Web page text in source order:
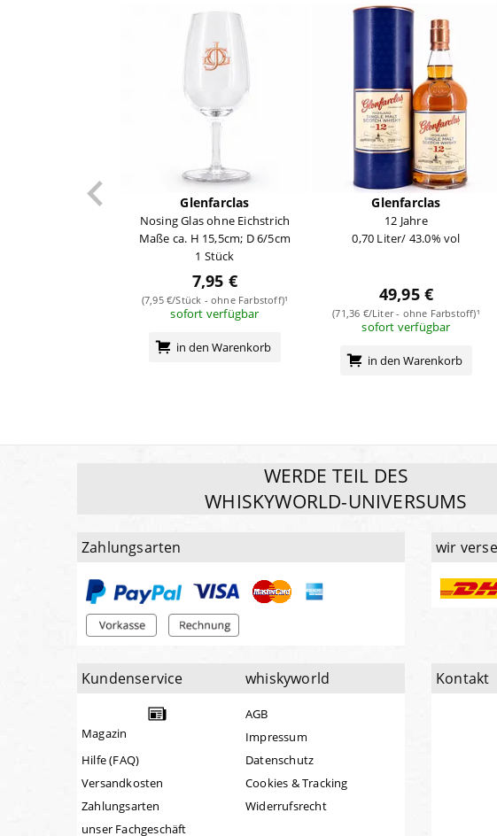
Glenfarclas
Nosing Glas ohne Eichstrich
Maße ca. H 15,5cm; D 6/5cm
1 Stück
7,95 €
(7,95 €/Stück - ohne Farbstoff)¹
sofort verfügbar
in den Warenkorb
Glenfarclas
12 Jahre
0,70 Liter/ 43.0% vol
49,95 €
(71,36 €/Liter - ohne Farbstoff)¹
sofort verfügbar
in den Warenkorb
WERDE TEIL DES
WHISKYWORLD-UNIVERSUMS
Zahlungsarten wir
Kundenservice
Magazin
Hilfe (FAQ)
Versandkosten
Zahlungsarten
unser Fachgeschäft
whiskyworld
AGB
Impressum
Datenschutz
Cookies & Tracking
Widerrufsrecht
Kontakt